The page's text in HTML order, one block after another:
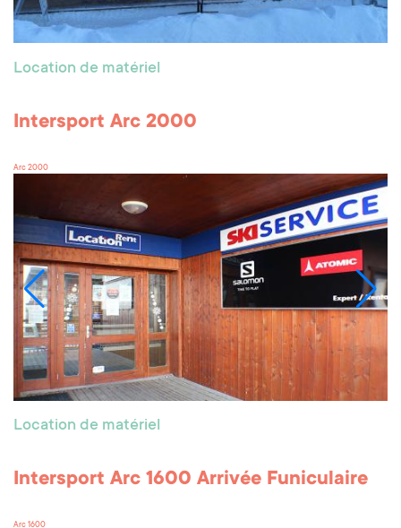
Location de matériel
Intersport Arc 2000
Arc 2000
Location de matériel
Intersport Arc 1600 Arrivée Funiculaire
Arc 1600